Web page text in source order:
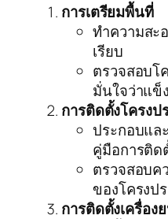
การเตรียมพื้นที่
ทำความสะ
เรียบ
ตรวจสอบโ
มั่นใจว่าแข็
การติดตั้งโครงป
ประกอบแล
คู่มือการติด
ตรวจสอบค
ของโครงป
การติดตั้งเครื่อ